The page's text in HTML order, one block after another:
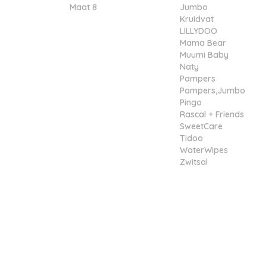
Maat 8
Jumbo
Kruidvat
LILLYDOO
Mama Bear
Muumi Baby
Naty
Pampers
Pampers,Jumbo
Pingo
Rascal + Friends
SweetCare
Tidoo
WaterWipes
Zwitsal